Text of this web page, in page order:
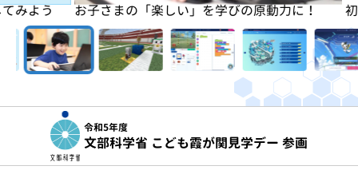
う お子さまの「楽しい」を学びの原動力に！ 初め
令和5年度
文部科学省 こども霞が関見学デー 参画